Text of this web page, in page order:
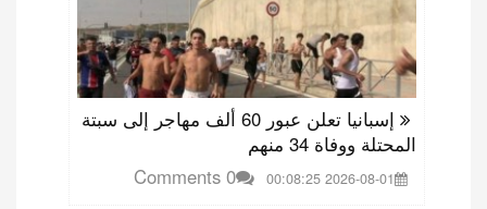
إسبانيا تعلن عبور 60 ألف مهاجر إلى سبتة
المحتلة ووفاة 34 منهم
2026-08-01 00:08:25
0 Comments